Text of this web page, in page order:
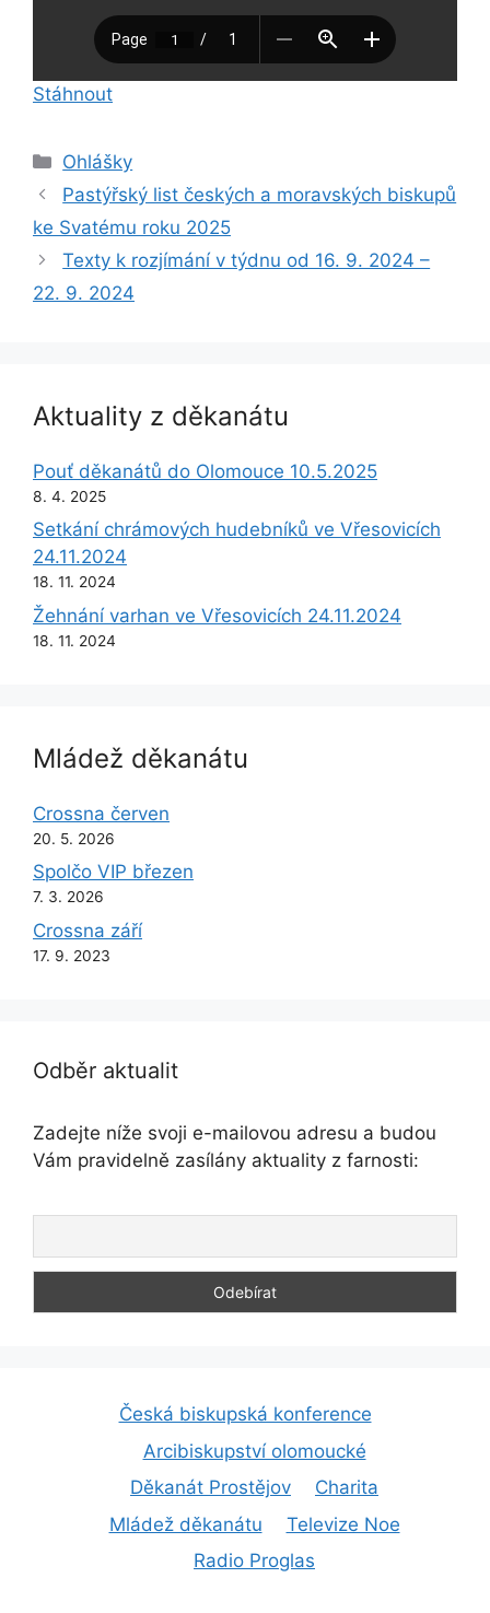
Stáhnout
Rubriky
Ohlášky
Pastýřský list českých a moravských biskupů
ke Svatému roku 2025
Texty k rozjímání v týdnu od 16. 9. 2024 –
22. 9. 2024
Aktuality z děkanátu
Pouť děkanátů do Olomouce 10.5.2025
8. 4. 2025
Setkání chrámových hudebníků ve Vřesovicích
24.11.2024
18. 11. 2024
Žehnání varhan ve Vřesovicích 24.11.2024
18. 11. 2024
Mládež děkanátu
Crossna červen
20. 5. 2026
Spolčo VIP březen
7. 3. 2026
Crossna září
17. 9. 2023
Odběr aktualit
Zadejte níže svoji e-mailovou adresu a budou
Vám pravidelně zasílány aktuality z farnosti:
Česká biskupská konference
Arcibiskupství olomoucké
Děkanát Prostějov
Charita
Mládež děkanátu
Televize Noe
Radio Proglas